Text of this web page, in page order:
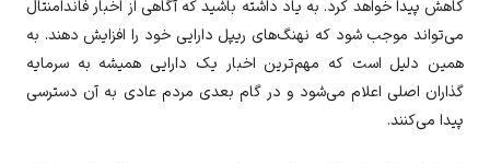
کاهش پیدا خواهد کرد. به یاد داشته باشید که آگاهی از اخبار فاندامنتال
می‌تواند موجب شود که نهنگ‌های ریپل دارایی خود را افزایش دهند. به
همین دلیل است که مهم‌ترین اخبار یک دارایی همیشه به سرمایه
گذاران اصلی اعلام می‌شود و در گام بعدی مردم عادی به آن دسترسی
پیدا می‌کنند.